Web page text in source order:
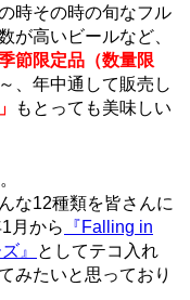
時その時の旬なフル
が高いビールなど、
季節限定品（数量限
、年中通して販売し
もとっても美味しい
な12種類を皆さんに
月から
『Falling in
』
としてテコ入れ
みたいと思っており